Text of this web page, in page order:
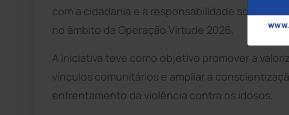
com a cidadania e a responsabilidade social ao
no âmbito da Operação Virtude 2026.
A iniciativa teve como objetivo promover a
vínculos comunitários e ampliar a
enfrentamento da violência contra os idosos.